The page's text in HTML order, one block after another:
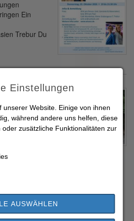
Ein
Trebur Du
der Gemeinde
Kolleginnen
jetzt
unser Team. Bürgermeister
Einstellungen
unserer Website. Einige von ihnen
während andere uns helfen, diese
zusätzliche Funktionalitäten zur
AUSWÄHLEN